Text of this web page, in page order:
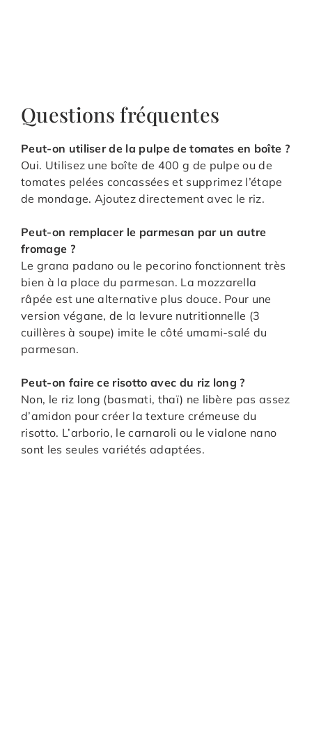
Questions fréquentes
Peut-on utiliser de la pulpe de tomates en boîte ?
Oui. Utilisez une boîte de 400 g de pulpe ou de
tomates pelées concassées et supprimez l’étape
de mondage. Ajoutez directement avec le riz.
Peut-on remplacer le parmesan par un autre
fromage ?
Le grana padano ou le pecorino fonctionnent très
bien à la place du parmesan. La mozzarella
râpée est une alternative plus douce. Pour une
version végane, de la levure nutritionnelle (3
cuillères à soupe) imite le côté umami-salé du
parmesan.
Peut-on faire ce risotto avec du riz long ?
Non, le riz long (basmati, thaï) ne libère pas assez
d’amidon pour créer la texture crémeuse du
risotto. L’arborio, le carnaroli ou le vialone nano
sont les seules variétés adaptées.